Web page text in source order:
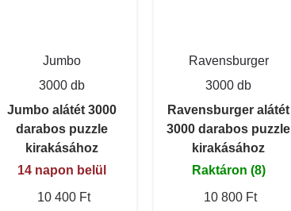
Jumbo
3000 db
Jumbo alátét 3000
darabos puzzle
kirakásához
14 napon belül
10 400 Ft
Ravensburger
3000 db
Ravensburger alátét
3000 darabos puzzle
kirakásához
Raktáron (8)
10 800 Ft